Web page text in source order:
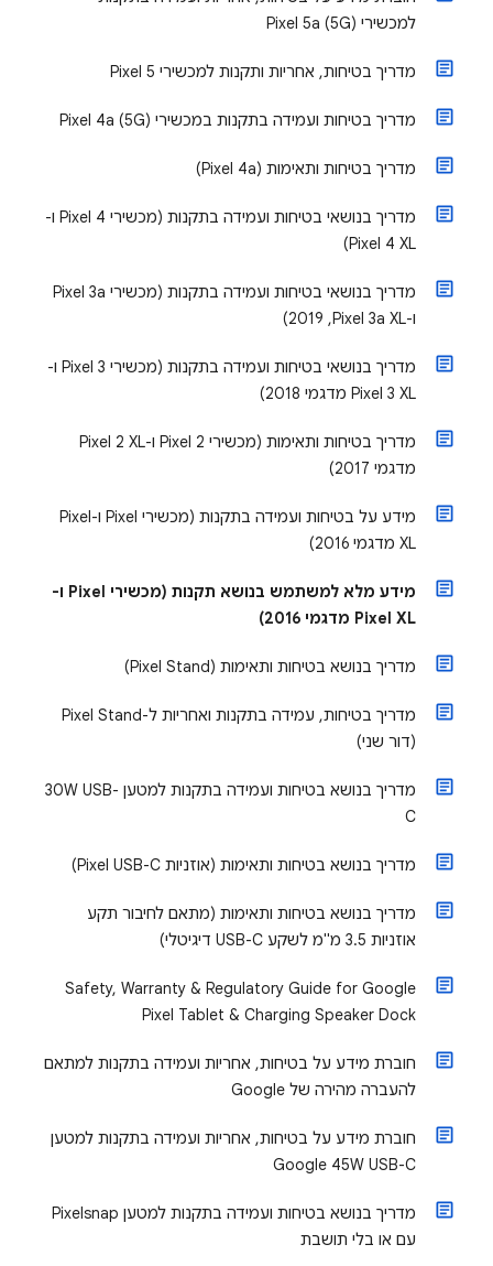
למכשירי Pixel 5a (5G)
מדריך בטיחות, אחריות ותקנות למכשירי Pixel 5
מדריך בטיחות ועמידה בתקנות במכשירי Pixel 4a (5G)
מדריך בטיחות ותאימות (Pixel 4a)
מדריך בנושאי בטיחות ועמידה בתקנות (מכשירי Pixel 4 ו-
Pixel 4 XL)
מדריך בנושאי בטיחות ועמידה בתקנות (מכשירי Pixel 3a
ו-Pixel 3a XL‏, 2019)
מדריך בנושאי בטיחות ועמידה בתקנות (מכשירי Pixel 3 ו-
Pixel 3 XL מדגמי ‏‏2018)
מדריך בטיחות ותאימות (מכשירי Pixel 2 ו-Pixel 2 XL
מדגמי ‏‏2017)
מידע על בטיחות ועמידה בתקנות (מכשירי Pixel ו-Pixel
XL מדגמי 2016)
מידע מלא למשתמש בנושא תקנות (מכשירי Pixel ו-
Pixel XL מדגמי 2016)
מדריך בנושא בטיחות ותאימות (Pixel Stand)
מדריך בטיחות, עמידה בתקנות ואחריות ל-Pixel Stand
(דור שני)
מדריך בנושא בטיחות ועמידה בתקנות למטען 30W USB-
C
מדריך בנושא בטיחות ותאימות (אוזניות Pixel USB-C)
מדריך בנושא בטיחות ותאימות (מתאם לחיבור תקע
אוזניות 3.5 מ"מ לשקע USB-C דיגיטלי)
Safety, Warranty & Regulatory Guide for Google
Pixel Tablet & Charging Speaker Dock
חוברת מידע על בטיחות, אחריות ועמידה בתקנות למתאם
להעברה מהירה של Google
חוברת מידע על בטיחות, אחריות ועמידה בתקנות למטען
Google 45W USB-C
מדריך בנושא בטיחות ועמידה בתקנות למטען Pixelsnap
עם או בלי תושבת